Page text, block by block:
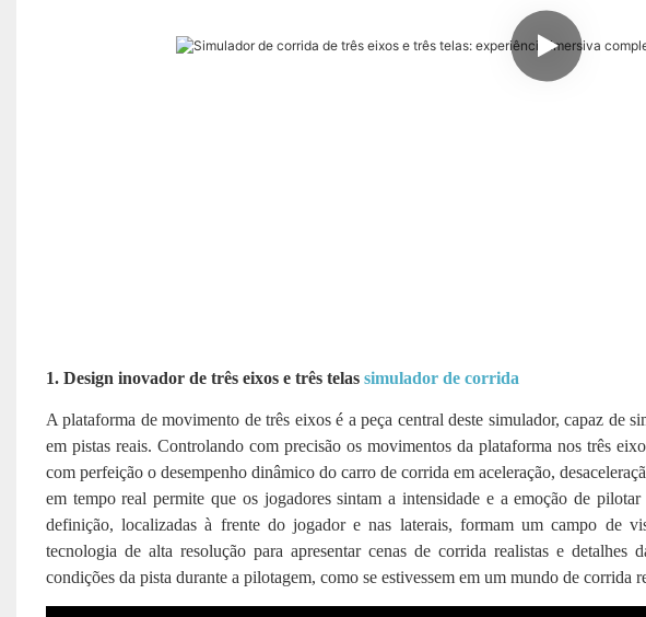
1. Design inovador de três eixos e três telas simulador de corrida
A plataforma de movimento de três eixos é a peça central deste simulador, capaz de
em pistas reais. Controlando com precisão os movimentos da plataforma nos três
com perfeição o desempenho dinâmico do carro de corrida em aceleração,
em tempo real permite que os jogadores sintam a intensidade e a emoção de
definição, localizadas à frente do jogador e nas laterais, formam um campo de
tecnologia de alta resolução para apresentar cenas de corrida realistas e detalhes
condições da pista durante a pilotagem, como se estivessem em um mundo de corrida